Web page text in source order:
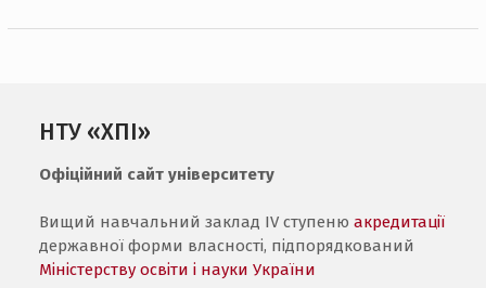
НТУ «ХПІ»
Офіційний сайт університету
Вищий навчальний заклад IV ступенюакредитації
державної форми власності, підпорядкований
Міністерству освіти і науки України